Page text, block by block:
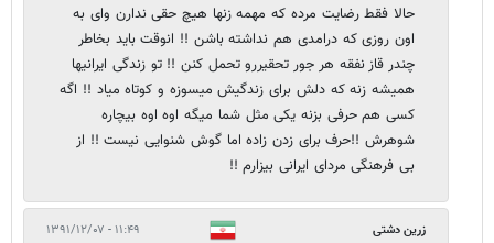
حالا فقط رضایت مرده که مهمه زنها هیچ حقی ندارن وای به
اون روزی که درامدی هم نداشته باشن !! انوقت باید بخاطر
چندر قاز نفقه هر جور تحقیررو تحمل کنن !! تو زندگی ایرانیها
همیشه زنه که دلش برای زندگیش میسوزه و کوتاه میاد !! اگه
کسی هم حرفی بزنه یکی مثل شما میگه اوه اوه بیچاره
شوهرش !!حرف برای زدن زاده اما گوش شنوایی نیست !! از
بی فرهنگی مردای ایرانی بیزارم !!
زرین دشتی ۱۱:۴۹ - ۱۳۹۱/۱۲/۰۷